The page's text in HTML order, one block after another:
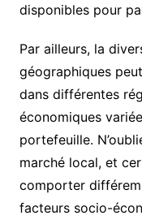
disponibles pour
Par ailleurs, la
géographiques
dans différentes
économiques
portefeuille.
marché local, et
comporter
facteurs socio-